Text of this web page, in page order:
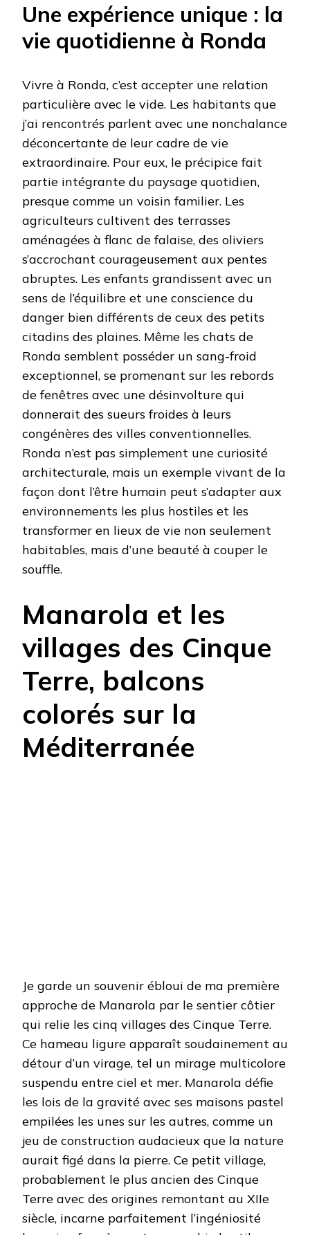
Une expérience unique : la
vie quotidienne à Ronda
Vivre à Ronda, c’est accepter une relation
particulière avec le vide. Les habitants que
j’ai rencontrés parlent avec une nonchalance
déconcertante de leur cadre de vie
extraordinaire. Pour eux, le précipice fait
partie intégrante du paysage quotidien,
presque comme un voisin familier. Les
agriculteurs cultivent des terrasses
aménagées à flanc de falaise, des oliviers
s’accrochant courageusement aux pentes
abruptes. Les enfants grandissent avec un
sens de l’équilibre et une conscience du
danger bien différents de ceux des petits
citadins des plaines. Même les chats de
Ronda semblent posséder un sang-froid
exceptionnel, se promenant sur les rebords
de fenêtres avec une désinvolture qui
donnerait des sueurs froides à leurs
congénères des villes conventionnelles.
Ronda n’est pas simplement une curiosité
architecturale, mais un exemple vivant de la
façon dont l’être humain peut s’adapter aux
environnements les plus hostiles et les
transformer en lieux de vie non seulement
habitables, mais d’une beauté à couper le
souffle.
Manarola et les
villages des Cinque
Terre, balcons
colorés sur la
Méditerranée
Je garde un souvenir ébloui de ma première
approche de Manarola par le sentier côtier
qui relie les cinq villages des Cinque Terre.
Ce hameau ligure apparaît soudainement au
détour d’un virage, tel un mirage multicolore
suspendu entre ciel et mer. Manarola défie
les lois de la gravité avec ses maisons pastel
empilées les unes sur les autres, comme un
jeu de construction audacieux que la nature
aurait figé dans la pierre. Ce petit village,
probablement le plus ancien des Cinque
Terre avec des origines remontant au XIIe
siècle, incarne parfaitement l’ingéniosité